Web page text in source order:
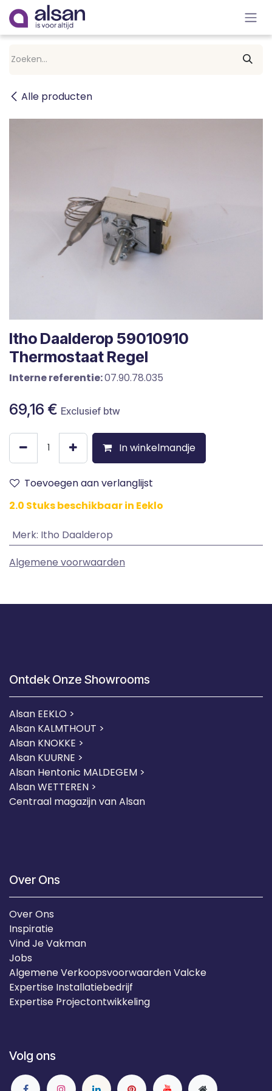
Overslaan naar inhoud
Alle producten
Itho Daalderop 59010910
Thermostaat Regel
Interne referentie:07.90.78.035
69,16 € Exclusief btw
In winkelmandje
Toevoegen aan verlanglijst
2.0 Stuks beschikbaar in Eeklo
Merk: Itho Daalderop
Algemene voorwaarden
Ontdek Onze Showrooms
Alsan EEKLO >
Alsan KALMTHOUT >
Alsan KNOKKE >
Alsan KUURNE >
Alsan Hentonic MALDEGEM >
Alsan WETTEREN >
Centraal magazijn van Alsan
Over Ons
Over Ons
Inspiratie
Vind Je Vakman
Jobs
Algemene Verkoopsvoorwaarden Valcke
Expertise Installatiebedrijf
Expertise Projectontwikkeling
Volg ons